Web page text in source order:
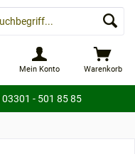
03301 - 501 85 85
Warenkorb
Mein Konto